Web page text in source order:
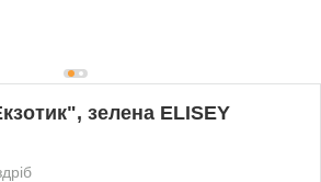
зелена ELISEY